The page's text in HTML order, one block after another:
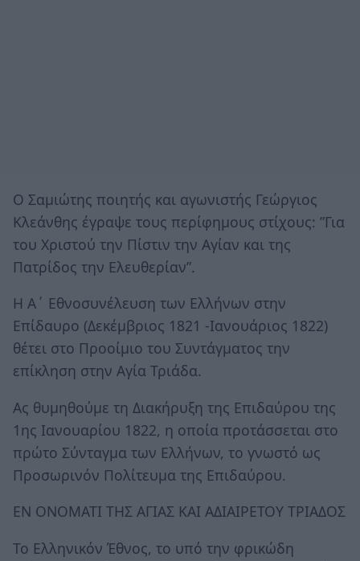
Ο Σαμιώτης ποιητής και αγωνιστής Γεώργιος
Κλεάνθης έγραψε τους περίφημους στίχους: ”Για
του Χριστού την Πίστιν την Αγίαν και της
Πατρίδος την Ελευθερίαν”.
Η Α΄ Εθνοσυνέλευση των Ελλήνων στην
Επίδαυρο (Δεκέμβριος 1821 -Ιανουάριος 1822)
θέτει στο Προοίμιο του Συντάγματος την
επίκληση στην Αγία Τριάδα.
Ας θυμηθούμε τη Διακήρυξη της Επιδαύρου της
1ης Ιανουαρίου 1822, η οποία προτάσσεται στο
πρώτο Σύνταγμα των Ελλήνων, το γνωστό ως
Προσωρινόν Πολίτευμα της Επιδαύρου.
ΕΝ ΟΝΟΜΑΤΙ ΤΗΣ ΑΓΙΑΣ ΚΑΙ ΑΔΙΑΙΡΕΤΟΥ ΤΡΙΑΔΟΣ
Το Ελληνικόν Έθνος, το υπό την φρικώδη